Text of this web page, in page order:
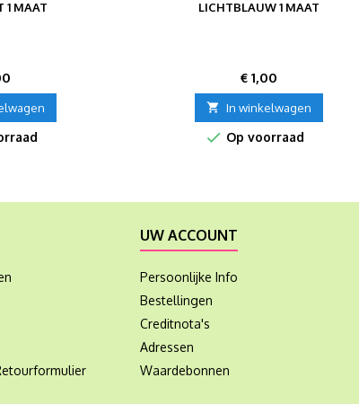
1 MAAT
LICHTBLAUW 1 MAAT
Prijs
€ 1,00
 In winkelwagen
 Op voorraad
UW ACCOUNT
Persoonlijke Info
Bestellingen
Creditnota's
Adressen
Waardebonnen